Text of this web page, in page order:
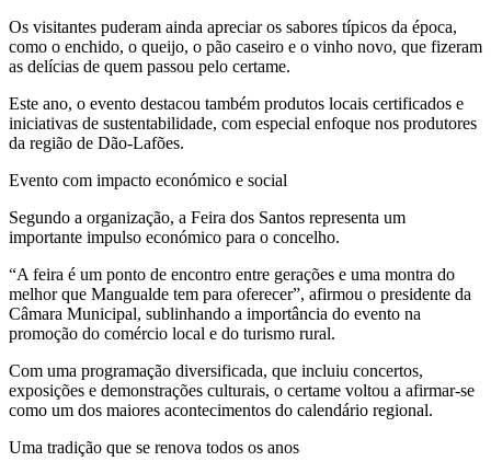
Os visitantes puderam ainda apreciar os sabores típicos da época,
como o enchido, o queijo, o pão caseiro e o vinho novo, que fizeram
as delícias de quem passou pelo certame.
Este ano, o evento destacou também produtos locais certificados e
iniciativas de sustentabilidade, com especial enfoque nos produtores
da região de Dão-Lafões.
Evento com impacto económico e social
Segundo a organização, a Feira dos Santos representa um
importante impulso económico para o concelho.
“A feira é um ponto de encontro entre gerações e uma montra do
melhor que Mangualde tem para oferecer”, afirmou o presidente da
Câmara Municipal, sublinhando a importância do evento na
promoção do comércio local e do turismo rural.
Com uma programação diversificada, que incluiu concertos,
exposições e demonstrações culturais, o certame voltou a afirmar-se
como um dos maiores acontecimentos do calendário regional.
Uma tradição que se renova todos os anos